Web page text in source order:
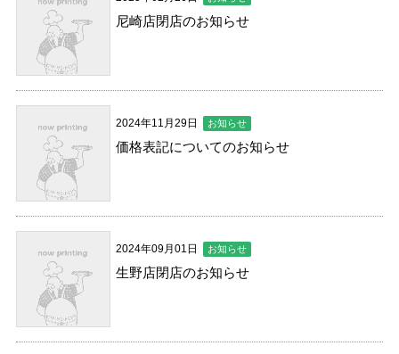
尼崎店閉店のお知らせ
2024年11月29日 お知らせ
価格表記についてのお知らせ
2024年09月01日 お知らせ
生野店閉店のお知らせ